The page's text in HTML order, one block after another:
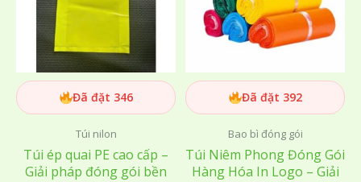
Đã đặt 346
Túi nilon
Túi ép quai PE cao cấp –
Giải pháp đóng gói bền
Đã đặt 392
Bao bì đóng gói
Túi Niêm Phong Đóng Gói
Hàng Hóa In Logo – Giải